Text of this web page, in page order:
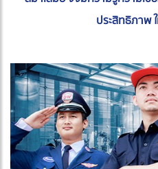
ประสิทธิภาพ